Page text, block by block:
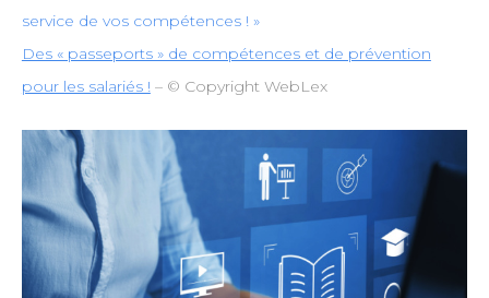
service de vos compétences ! »
Des « passeports » de compétences et de prévention
pour les salariés !– © Copyright WebLex